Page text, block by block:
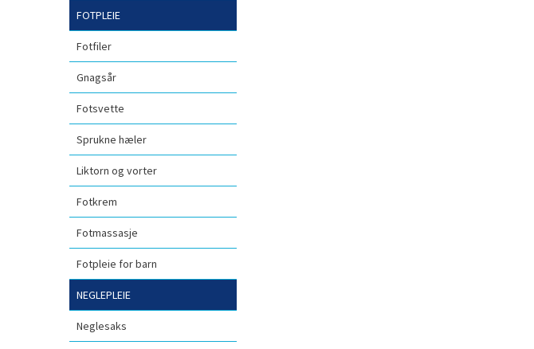
FOTPLEIE
Fotfiler
Gnagsår
Fotsvette
Sprukne hæler
Liktorn og vorter
Fotkrem
Fotmassasje
Fotpleie for barn
NEGLEPLEIE
Neglesaks